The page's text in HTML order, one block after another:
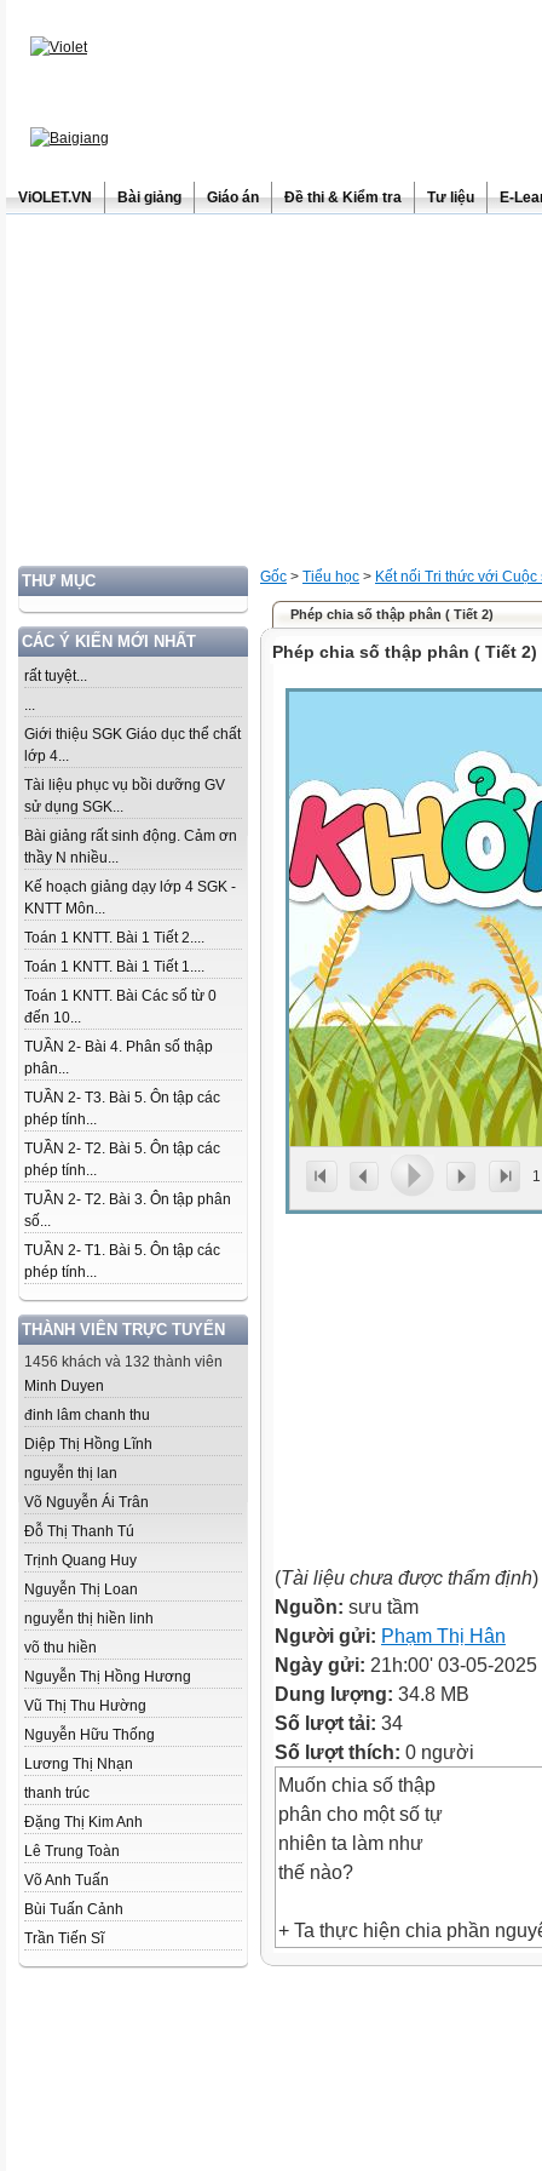
ViOLET.VN Bài giảng Giáo án Đề thi & Kiểm tra Tư liệu E-
THƯ MỤC
CÁC Ý KIẾN MỚI NHẤT
rất tuyệt...
...
Giới thiệu SGK Giáo dục thể chất
lớp 4...
Tài liệu phục vụ bồi dưỡng GV
sử dụng SGK...
Bài giảng rất sinh động. Cảm ơn
thầy N nhiều...
Kế hoạch giảng dạy lớp 4 SGK -
KNTT Môn...
Toán 1 KNTT. Bài 1 Tiết 2....
Toán 1 KNTT. Bài 1 Tiết 1....
Toán 1 KNTT. Bài Các số từ 0
đến 10...
TUẦN 2- Bài 4. Phân số thập
phân...
TUẦN 2- T3. Bài 5. Ôn tập các
phép tính...
TUẦN 2- T2. Bài 5. Ôn tập các
phép tính...
TUẦN 2- T2. Bài 3. Ôn tập phân
số...
TUẦN 2- T1. Bài 5. Ôn tập các
phép tính...
THÀNH VIÊN TRỰC TUYẾN
1456 khách và 132 thành viên
Minh Duyen
đinh lâm chanh thu
Diệp Thị Hồng Lĩnh
nguyễn thị lan
Võ Nguyễn Ái Trân
Đỗ Thị Thanh Tú
Trịnh Quang Huy
Nguyễn Thị Loan
nguyễn thị hiền linh
võ thu hiền
Nguyễn Thị Hồng Hương
Vũ Thị Thu Hường
Nguyễn Hữu Thống
Lương Thị Nhạn
thanh trúc
Đặng Thị Kim Anh
Lê Trung Toàn
Võ Anh Tuấn
Bùi Tuấn Cảnh
Trần Tiến Sĩ
Gốc > Tiểu học > Kết nối Tri thức với Cuộc
Phép chia số thập phân ( Tiết 2)
Phép chia số thập phân ( Tiết 2)
1
(Tài liệu chưa được thẩm định)
Nguồn: sưu tầm
Người gửi: Phạm Thị Hân
Ngày gửi: 21h:00' 03-05-2025
Dung lượng: 34.8 MB
Số lượt tải: 34
Số lượt thích: 0 người
Muốn chia số thập
phân cho một số tự
nhiên ta làm như
thế nào?
+ Ta thực hiện chia phần